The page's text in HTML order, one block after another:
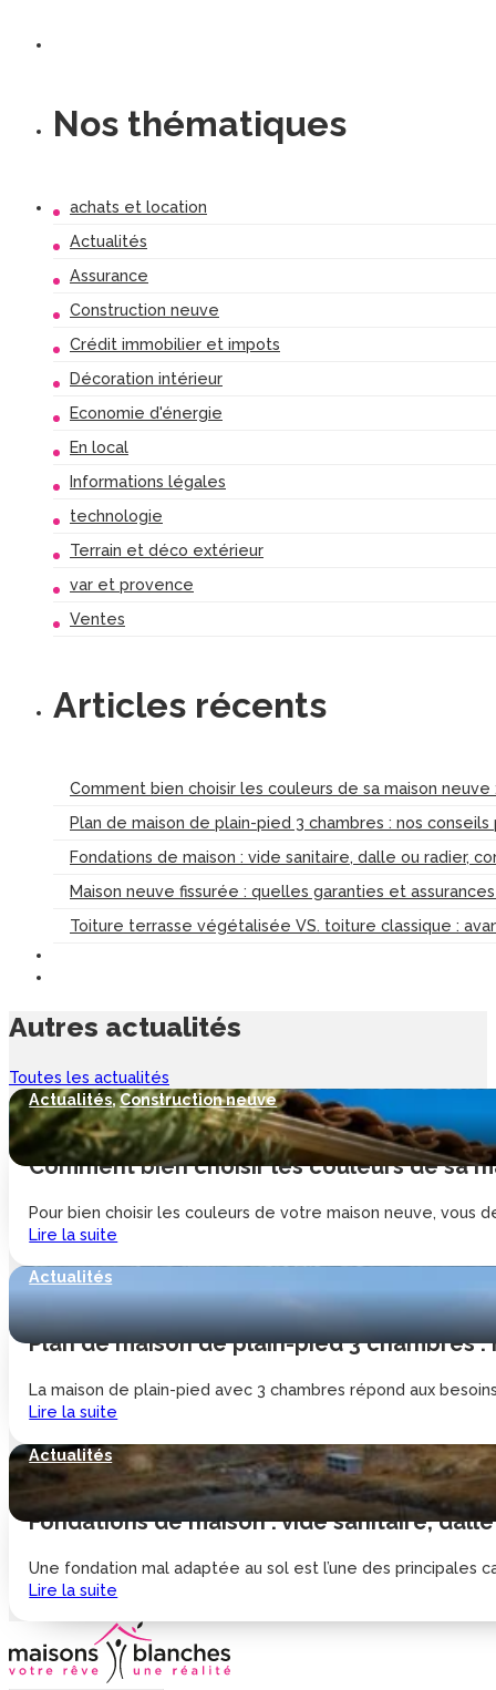
Nos thématiques
achats et location
Actualités
Assurance
Construction neuve
Crédit immobilier et impots
Décoration intérieur
Economie d'énergie
En local
Informations légales
technologie
Terrain et déco extérieur
var et provence
Ventes
Articles récents
Comment bien choisir les couleurs de sa maison
Plan de maison de plain-pied 3 chambres : nos
Fondations de maison : vide sanitaire, dalle ou radier,
Maison neuve fissurée : quelles garanties et
Toiture terrasse végétalisée VS. toiture classique :
Autres actualités
Toutes les actualités
Actualités,Construction neuve
Comment bien choisir les couleurs de sa
Pour bien choisir les couleurs de votre maison neuve, vous
Lire la suite
Actualités
Plan de maison de plain-pied 3 chambres
La maison de plain-pied avec 3 chambres répond aux
Lire la suite
Actualités
Fondations de maison : vide sanitaire,
Une fondation mal adaptée au sol est l’une des principales
Lire la suite